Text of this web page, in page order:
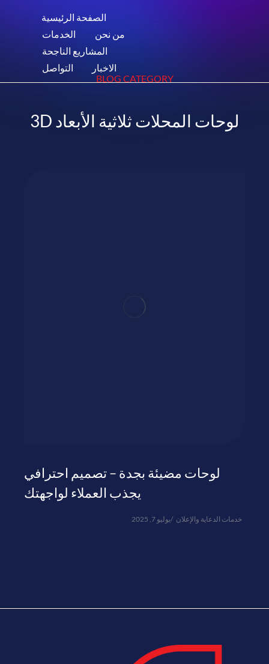
الصفحة الرئيسية
من نحن
الخدمات
المشاريع الناجحة
الاخبار
التواصل
BLOG CATEGORY
لوحات المحلات ثلاثية الأبعاد 3D
لوحات مضيئة بجدة – تصميم احترافي
يجذب العملاء لواجهتك
خدمات الدعاية والإعلان يوليو 7, 2025